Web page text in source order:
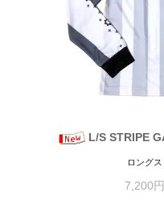
L/S STRIPE
ロング
7,200